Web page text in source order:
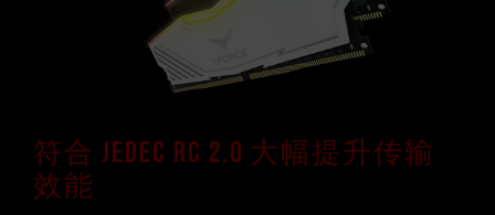
符合 JEDEC RC 2.0 大幅提升传输
效能